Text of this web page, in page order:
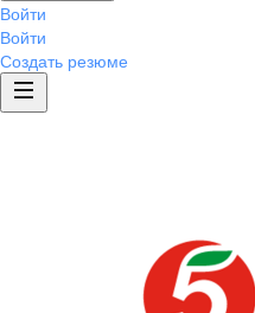
Войти
Войти
Создать резюме